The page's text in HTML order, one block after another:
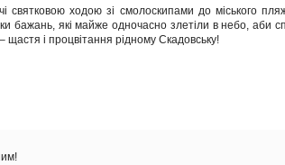
святковою ходою зі смолоскипами до міського
бажань, які майже одночасно злетіли в небо, аби
щастя і процвітання рідному Скадовську!